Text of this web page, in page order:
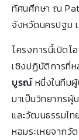
ทัศนศึกษา ณ
จังหวัดนครปฐม
โครงการนี้เปิดโ
เชิงปฏิบัติการที่
บูรณหนึ่งในทีม
มาเป็นวิทยากร
และวัฒนธรรมไท
หอมระเหยจากวั